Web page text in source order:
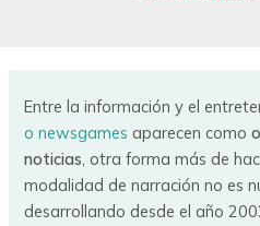
Entre la información y el
o newsgames aparecen como
noticias, otra forma más de
modalidad de narración no es
desarrollando desde el año